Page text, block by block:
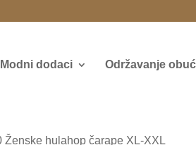
Modni dodaci Održavanje
Ženske hulahop čarape XL-XXL